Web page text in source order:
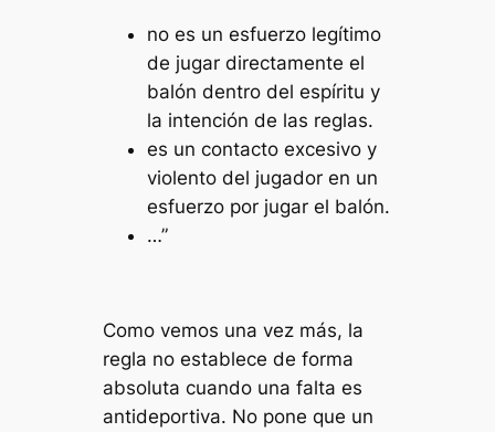
no es un esfuerzo legítimo
de jugar directamente el
balón dentro del espíritu y
la intención de las reglas.
es un contacto excesivo y
violento del jugador en un
esfuerzo por jugar el balón.
…”
Como vemos una vez más, la
regla no establece de forma
absoluta cuando una falta es
antideportiva. No pone que un